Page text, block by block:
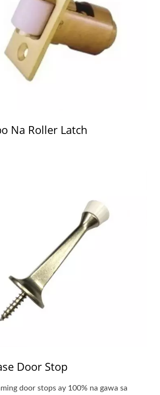
Na Roller Latch
Door Stop
door stops ay 100% na gawa sa